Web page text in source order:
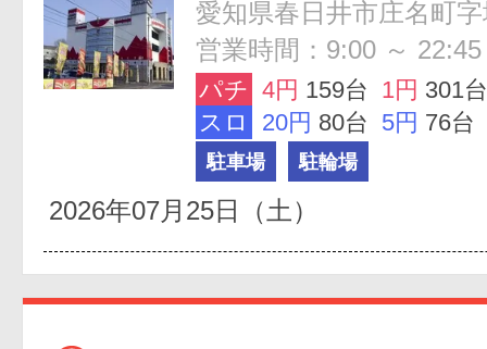
愛知県春日井市庄名町
営業時間：9:00 ～ 22:45
パチ 4円 159台 1円 301台
スロ
20円 80台 5円 76台
駐車場 駐輪場
2026年07月25日（土）